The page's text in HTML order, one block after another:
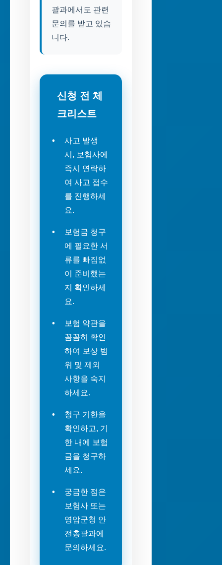
괄과에서도 관련
문의를 받고 있습
니다.
신청 전 체
크리스트
사고 발생
시, 보험사에
즉시 연락하
여 사고 접수
를 진행하세
요.
보험금 청구
에 필요한 서
류를 빠짐없
이 준비했는
지 확인하세
요.
보험 약관을
꼼꼼히 확인
하여 보상 범
위 및 제외
사항을 숙지
하세요.
청구 기한을
확인하고, 기
한 내에 보험
금을 청구하
세요.
궁금한 점은
보험사 또는
영암군청 안
전총괄과에
문의하세요.